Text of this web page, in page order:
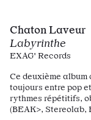
Chaton Laveur
Labyrinthe
EXAG' Records
Ce deuxième album
toujours entre pop
rythmes répétitifs,
(BEAK>, Stereolab,